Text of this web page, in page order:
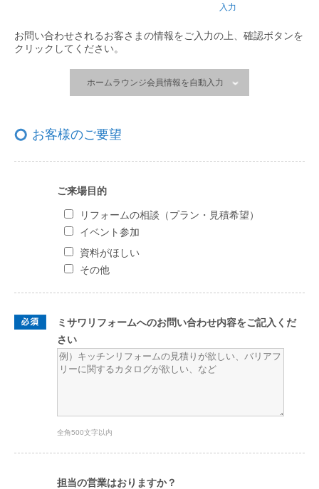
入力
お問い合わせされるお客さまの情報をご入力の上、 確認ボタンを
クリックしてください。
ホームラウンジ会員情報を自動入力
お客様のご要望
ご来場目的
リフォームの相談（プラン・見積希望）
イベント参加
資料がほしい
その他
ミサワリフォームへのお問い合わせ内容をご記入くだ
さい
全角500文字以内
担当の営業はおりますか？